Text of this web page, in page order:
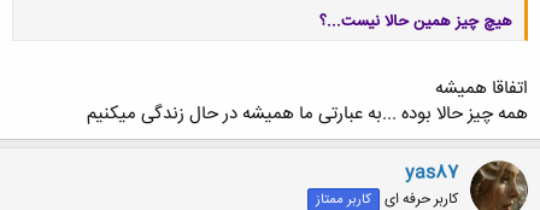
هیچ چیز همین حالا نیست...؟
کلیک کنید تا باز شود...
اتفاقا همیشه
همه چیز حالا بوده ...به عبارتی ما همیشه در حال زندگی میکنیم
yas87
کاربر حرفه ای کاربر ممتاز